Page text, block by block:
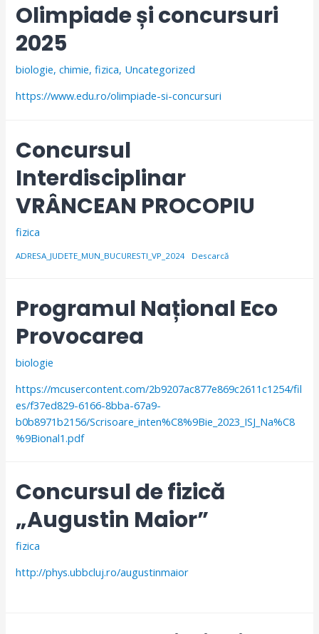
Olimpiade și concursuri
2025
biologie,chimie,fizica, Uncategorized
https://www.edu.ro/olimpiade-si-concursuri
Concursul
Interdisciplinar
VRÂNCEAN PROCOPIU
fizica
ADRESA_JUDETE_MUN_BUCURESTI_VP_2024 Descarcă
Programul Național Eco
Provocarea
biologie
https://mcusercontent.com/2b9207ac877e869c2611c1254/fil
es/f37ed829-6166-8bba-67a9-
b0b8971b2156/Scrisoare_inten%C8%9Bie_2023_ISJ_Na%C8
%9Bional1.pdf
Concursul de fizică
„Augustin Maior”
fizica
http://phys.ubbcluj.ro/augustinmaior